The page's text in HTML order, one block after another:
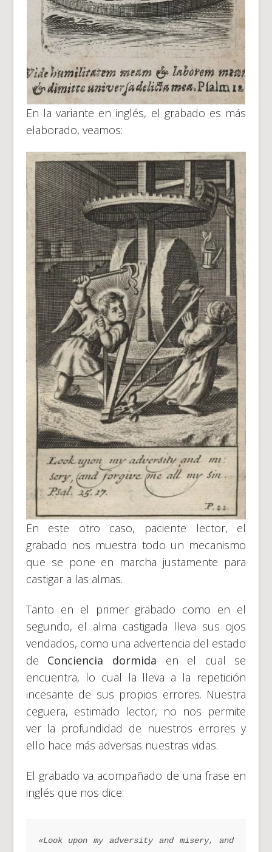
En la variante en inglés, el grabado es más
elaborado, veamos:
En este otro caso, paciente lector, el
grabado nos muestra todo un mecanismo
que se pone en marcha justamente para
castigar a las almas.
Tanto en el primer grabado como en el
segundo, el alma castigada lleva sus ojos
vendados, como una advertencia del estado
de Conciencia dormida en el cual se
encuentra, lo cual la lleva a la repetición
incesante de sus propios errores. Nuestra
ceguera, estimado lector, no nos permite
ver la profundidad de nuestros errores y
ello hace más adversas nuestras vidas.
El grabado va acompañado de una frase en
inglés que nos dice:
«Look upon my adversity and misery, and